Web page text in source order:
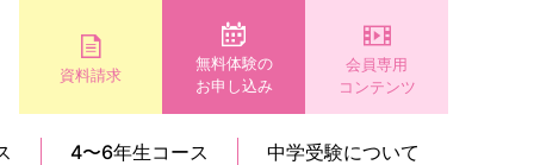
資料請求
無料体験の
お申し込み
会員専用
コンテンツ
4〜6年生コース 中学受験について